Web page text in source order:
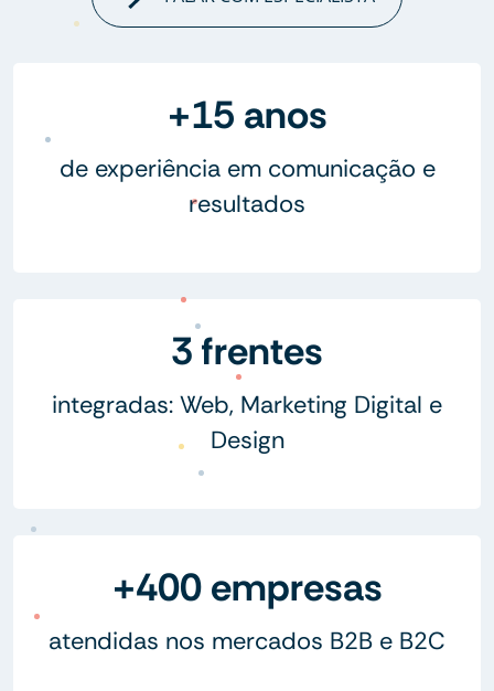
+15 anos
de experiência em comunicação e
resultados
3 frentes
integradas: Web, Marketing Digital e
Design
+400 empresas
atendidas nos mercados B2B e B2C